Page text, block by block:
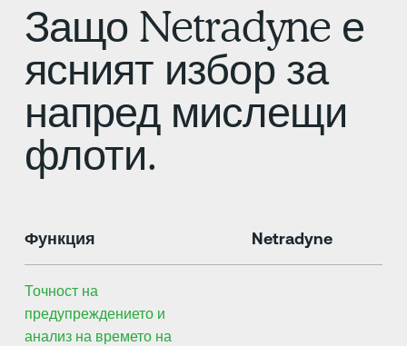
Защо Netradyne е
ясният избор за
напред мислещи
флоти.
Функция Netradyne
Точност на
предупреждението и
анализ на времето на